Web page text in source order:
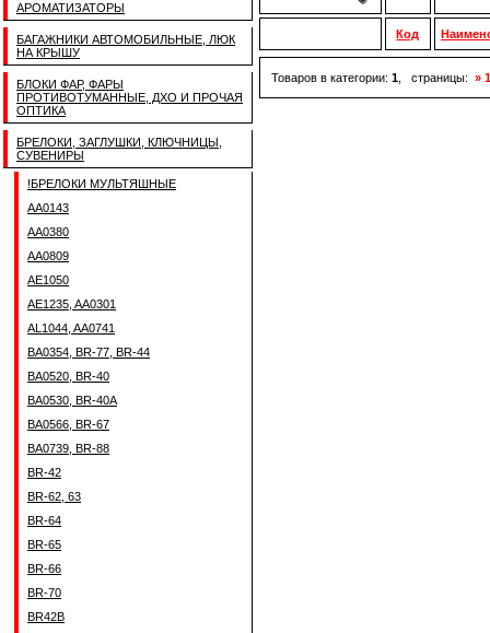
АРОМАТИЗАТОРЫ
БАГАЖНИКИ АВТОМОБИЛЬНЫЕ, ЛЮК
НА КРЫШУ
БЛОКИ ФАР, ФАРЫ
ПРОТИВОТУМАННЫЕ, ДХО И ПРОЧАЯ
ОПТИКА
БРЕЛОКИ, ЗАГЛУШКИ, КЛЮЧНИЦЫ,
СУВЕНИРЫ
!БРЕЛОКИ МУЛЬТЯШНЫЕ
AA0143
AA0380
AA0809
AE1050
AE1235, AA0301
AL1044, AA0741
BA0354, BR-77, BR-44
BA0520, BR-40
BA0530, BR-40A
BA0566, BR-67
BA0739, BR-88
BR-42
BR-62, 63
BR-64
BR-65
BR-66
BR-70
BR42B
Код
Товаров в категории: 1 , страницы: »